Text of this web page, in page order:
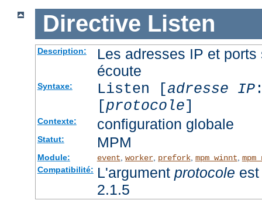
Directive Listen
Description:
Les adresses IP et
écoute
Syntaxe: Listen [adresse IP
[protocole]
Contexte: configuration globale
Statut: MPM
Module: event worker, prefork, mpm_winnt
Compatibilité: L'argument protocole
2.1.5